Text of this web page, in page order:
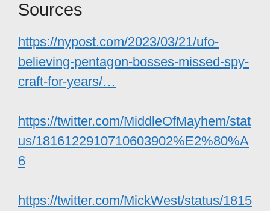
Sources
https://nypost.com/2023/03/21/ufo-
believing-pentagon-bosses-missed-spy-
craft-for-years/…
https://twitter.com/MiddleOfMayhem/stat
us/1816122910710603902%E2%80%A
6
https://twitter.com/MickWest/status/1815